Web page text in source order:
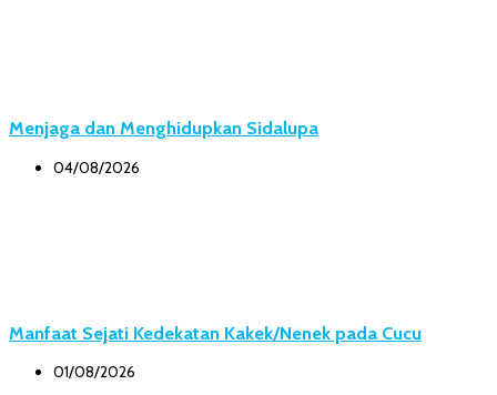
Menjaga dan Menghidupkan Sidalupa
04/08/2026
Manfaat Sejati Kedekatan Kakek/Nenek pada Cucu
01/08/2026